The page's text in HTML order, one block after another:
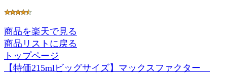
商品を楽天で見る
商品リストに戻る
トップページ
【特価215mlビッグサイズ】マックスファクター